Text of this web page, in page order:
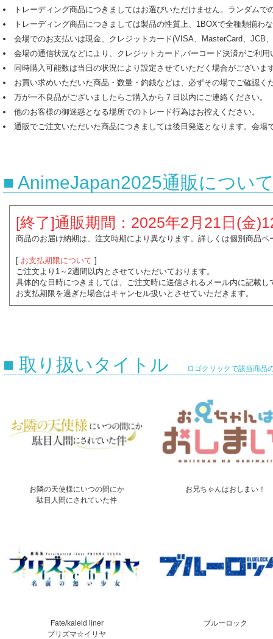
トレーディング商品につきましてはお選びいただけません。ランダムで
トレーディング商品につきましては製品の性質上、1BOXで全種類揃わ
会場でのお支払いは現金、クレジットカード(VISA、MasterCard、JCB
会場の通信状況などにより、クレジットカード,バーコード決済がご利
同時購入可能数は当日の状況により設定させていただく場合がございま
お買い求めいただいた商品・数量・釣銭などは、必ずその場でご確認
万が一不良品がございましたらご購入から７日以内にご連絡ください。
他のお客様の御迷惑となる場所でのトレード行為はお控えください。
通販でご注文いただいた商品につきましては後日発送となります。会場
■ AnimeJapan2025通販につい
[終了]通販期間：2025年2月21日(金
商品のお届け納期は、注文時期により異なります。詳しくは個別商品ペ
[ お支払期限について ]
ご注文より1～2週間以内とさせていただいております。
具体的な日時につきましては、ご注文時に送信されるメール内に記載
お支払期限を過ぎた場合はキャンセル扱いとさせていただきます。
■ 取り扱いタイトル ロゴクリックで該当商品
お隣の天使様にいつの間にか
駄目人間にされていた件
お兄ちゃんはおしまい！
Fate/kaleid liner
プリズマ☆イリヤ
ブルーロック